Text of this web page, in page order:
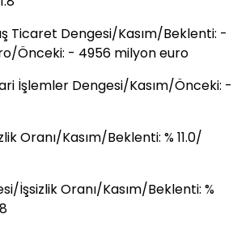
Ticaret Dengesi/Kasım/Beklenti: -
Önceki: - 4956 milyon euro
İşlemler Dengesi/Kasım/Önceki: -
Oranı/Kasım/Beklenti: % 11.0/
İşsizlik Oranı/Kasım/Beklenti: %